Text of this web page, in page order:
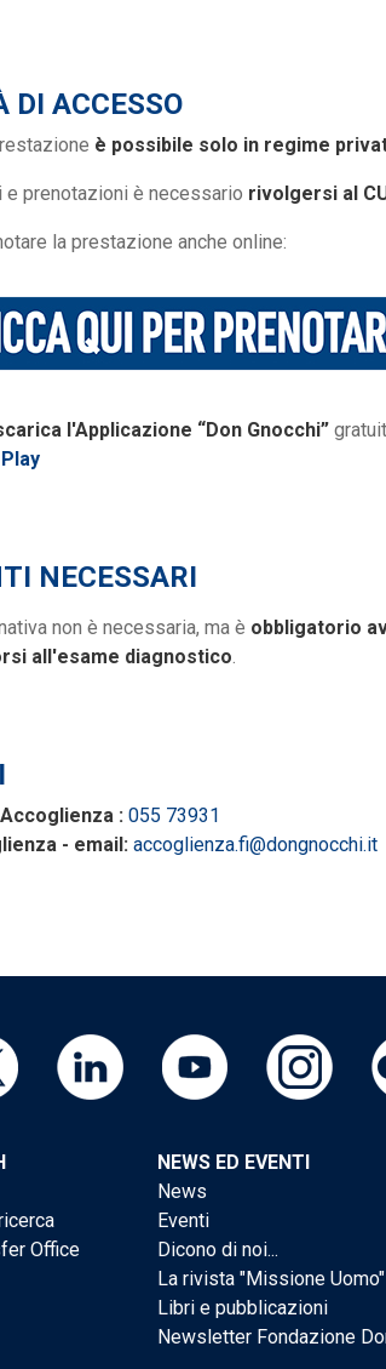
DI ACCESSO
è possibile solo in regime
e prenotazioni è necessario rivolgersi al
la prestazione anche online:
l'Applicazione “Don Gnocchi”
NECESSARI
non è necessaria, ma è obbligatorio
all'esame diagnostico.
: 055 73931
- email: accoglienza.fi@dongnocchi.it
Office
NEWS ED EVENTI
News
Eventi
Dicono di noi...
La rivista "Missione Uomo"
Libri e pubblicazioni
Newsletter Fondazione